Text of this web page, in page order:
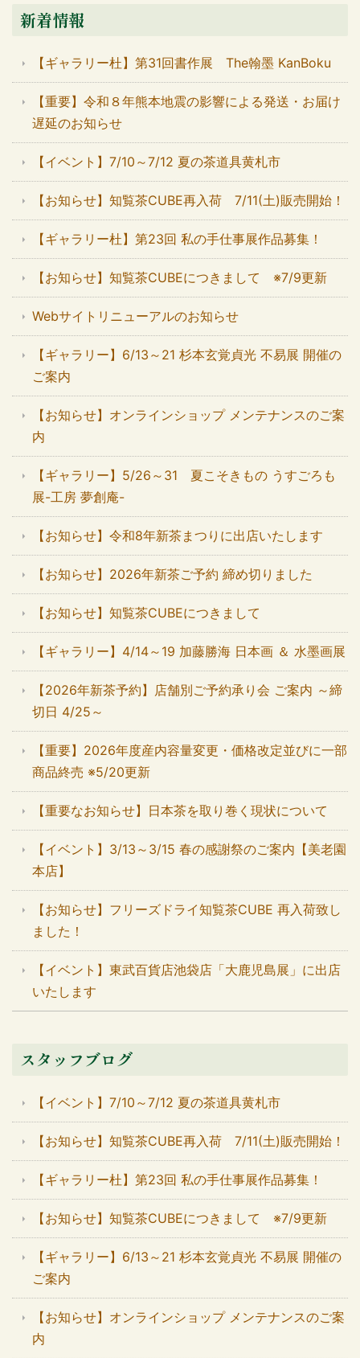
新着情報
【ギャラリー杜】第31回書作展 The翰墨 KanBoku
【重要】令和８年熊本地震の影響による発送・お届け
遅延のお知らせ
【イベント】7/10～7/12 夏の茶道具黄札市
【お知らせ】知覧茶CUBE再入荷 7/11(土)販売開始！
【ギャラリー杜】第23回 私の手仕事展作品募集！
【お知らせ】知覧茶CUBEにつきまして ※7/9更新
Webサイトリニューアルのお知らせ
【ギャラリー】6/13～21 杉本玄覚貞光 不易展 開催の
ご案内
【お知らせ】オンラインショップ メンテナンスのご案
内
【ギャラリー】5/26～31 夏こそきもの うすごろも
展-工房 夢創庵-
【お知らせ】令和8年新茶まつりに出店いたします
【お知らせ】2026年新茶ご予約 締め切りました
【お知らせ】知覧茶CUBEにつきまして
【ギャラリー】4/14～19 加藤勝海 日本画 ＆ 水墨画展
【2026年新茶予約】店舗別ご予約承り会 ご案内 ～締
切日 4/25～
【重要】2026年度産内容量変更・価格改定並びに一部
商品終売 ※5/20更新
【重要なお知らせ】日本茶を取り巻く現状について
【イベント】3/13～3/15 春の感謝祭のご案内【美老園
本店】
【お知らせ】フリーズドライ知覧茶CUBE 再入荷致し
ました！
【イベント】東武百貨店池袋店「大鹿児島展」に出店
いたします
スタッフブログ
【イベント】7/10～7/12 夏の茶道具黄札市
【お知らせ】知覧茶CUBE再入荷 7/11(土)販売開始！
【ギャラリー杜】第23回 私の手仕事展作品募集！
【お知らせ】知覧茶CUBEにつきまして ※7/9更新
【ギャラリー】6/13～21 杉本玄覚貞光 不易展 開催の
ご案内
【お知らせ】オンラインショップ メンテナンスのご案
内